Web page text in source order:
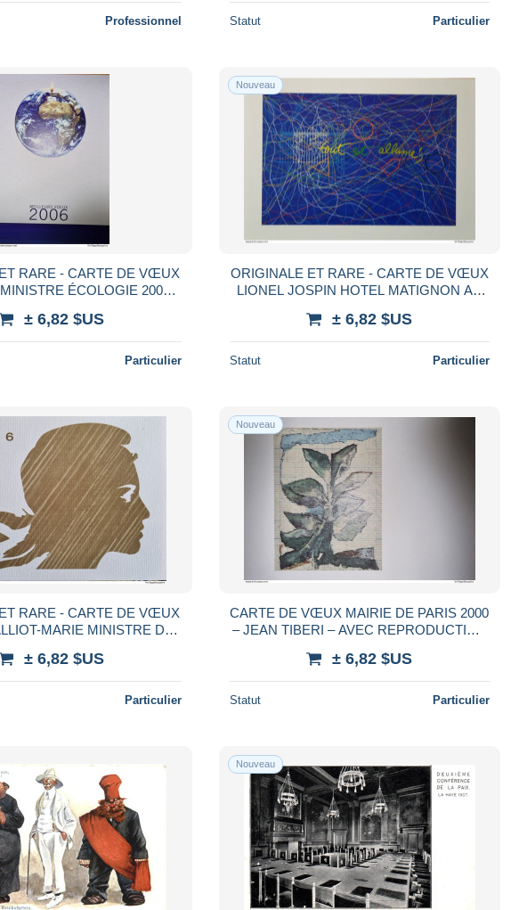
Professionnel Statut Particulier
RARE - CARTE DE VŒUX
ÉCOLOGIE 2006 –
210X150
± 6,82 $US
Particulier
Nouveau
ORIGINALE ET RARE - CARTE DE VŒUX
LIONEL JOSPIN HOTEL MATIGNON AN
MANUSCRITE 210X150
± 6,82 $US
Statut Particulier
RARE - CARTE DE VŒUX
MARIE MINISTRE DE
210X150
± 6,82 $US
Particulier
Nouveau
CARTE DE VŒUX MAIRIE DE PARIS 2000
– JEAN TIBERI – AVEC REPRODUCTION
220X155
± 6,82 $US
Statut Particulier
Nouveau